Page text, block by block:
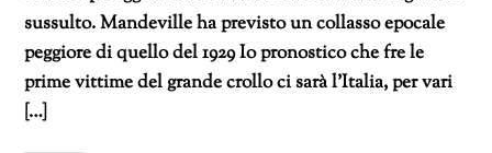
sussulto. Mandeville ha previsto un collasso epocale
peggiore di quello del 1929 Io pronostico che fre le
prime vittime del grande crollo ci sarà l’Italia, per vari
[…]